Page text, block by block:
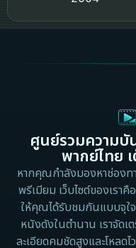
2002
1983
1962
ศูนย์รวมความบั
พากย์ไทย
หากคุณกำลังมองหาช่อง
พรีเมียม เว็บไซต์ของเรา
ให้คุณได้รับชมกันแบบจุใจ
หนังดังในตำนาน เราจัด
ละเอียดคมชัดสูงและโหลด